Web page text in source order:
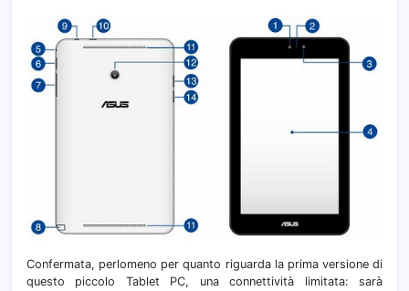
Confermata, perlomeno per quanto riguarda la prima versione di
questo piccolo Tablet PC, una connettività limitata: sarà